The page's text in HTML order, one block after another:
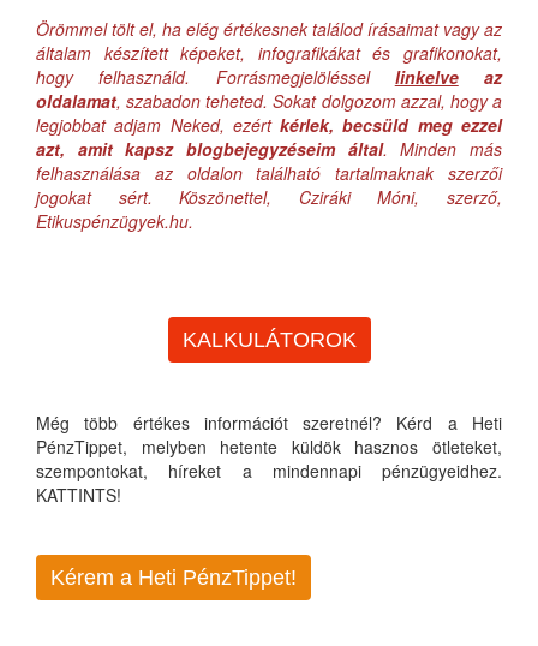
Örömmel tölt el, ha elég értékesnek találod írásaimat vagy az
általam készített képeket, infografikákat és grafikonokat,
hogy felhasználd. Forrásmegjelöléssel linkelveaz
oldalamat, szabadon teheted. Sokat dolgozom azzal, hogy a
legjobbat adjam Neked, ezértkérlek, becsüld meg ezzel
azt, amit kapsz blogbejegyzéseim által. Minden más
felhasználása az oldalon található tartalmaknak szerzői
jogokat sért. Köszönettel, Cziráki Móni, szerző,
Etikuspénzügyek.hu.
KALKULÁTOROK
Még több értékes információt szeretnél? Kérd a Heti
PénzTippet, melyben hetente küldök hasznos ötleteket,
szempontokat, híreket a mindennapi pénzügyeidhez.
KATTINTS!
Kérem a Heti PénzTippet!